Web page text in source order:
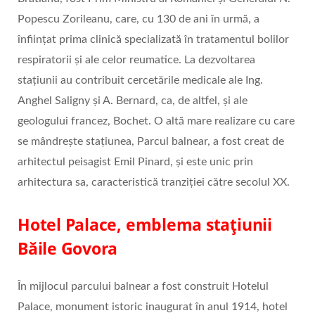
Popescu Zorileanu, care, cu 130 de ani în urmă, a
înființat prima clinică specializată în tratamentul bolilor
respiratorii și ale celor reumatice. La dezvoltarea
stațiunii au contribuit cercetările medicale ale Ing.
Anghel Saligny și A. Bernard, ca, de altfel, și ale
geologului francez, Bochet. O altă mare realizare cu care
se mândrește stațiunea, Parcul balnear, a fost creat de
arhitectul peisagist Emil Pinard, și este unic prin
arhitectura sa, caracteristică tranziției către secolul XX.
Hotel Palace, emblema stațiunii
Băile Govora
În mijlocul parcului balnear a fost construit Hotelul
Palace, monument istoric inaugurat în anul 1914, hotel